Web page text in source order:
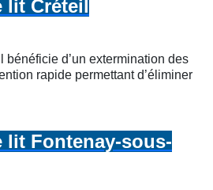
lit Créteil
bénéficie d’un extermination des
rapide permettant d’éliminer
lit Fontenay-sous-